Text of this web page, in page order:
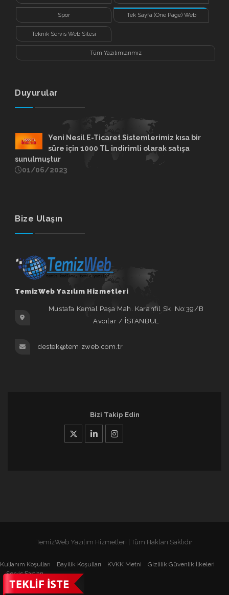
Spor Tek Sayfa (One Page) Web
Teknik Servis Web Sitesi
Tüm Yazılımlarımız
Duyurular
Yeni Nesil E-Ticaret Sistemlerimiz kısa bir
süre için 1000 TL indirimli olarak satışa
sunulmuştur
01/06/2023
Bize Ulaşın
TemizWeb Yazılım Hizmetleri
Mustafa Kemal Paşa Mah. Karanfil Sk. No:39/B
Avcılar / İSTANBUL
destek@temizweb.com.tr
Bizi Takip Edin
TemizWeb Yazılım Hizmetleri | Tüm Hakları Saklıdır
Kullanım Koşulları Bayilik Koşulları KVKK Metni
Gizlilik Güvenlik İlkeleri
Servis Şartları